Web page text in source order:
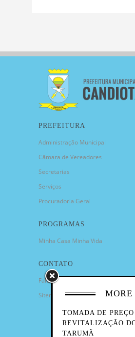
MORE
TOMADA DE
REVITALIZAÇÃO
TARUMÃ
PREFEITURA
Administração Municipal
Câmara de Vereadores
Secretarias
Serviços
Procuradoria Geral
PROGRAMAS
Minha Casa Minha Vida
CONTATO
Fale Conosco
Sitemap